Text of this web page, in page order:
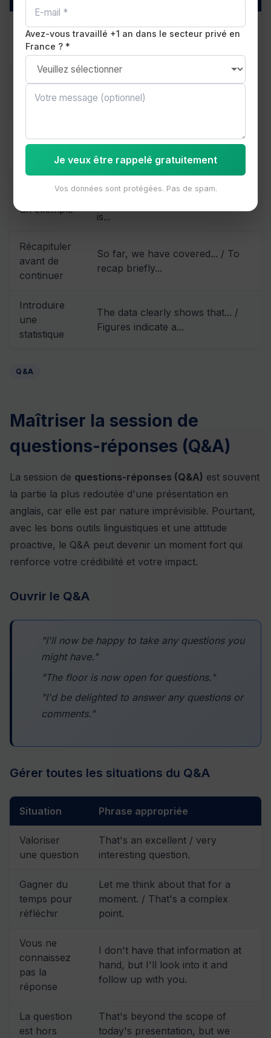
Passer au
point
suivant
Having examined X, let's now
Introduire
une nuance
While this is largely true, it is
worth noting that...
Citer une
source
published in... / Research by X
suggests that...
Illustrer par
un exemple
To illustrate this point, let me take
is...
Récapituler
avant de
continuer
So far, we have covered... / To
recap briefly...
Introduire
une
statistique
The data clearly shows that... /
Figures indicate a...
Q&A
Maîtriser la session de
questions-réponses (Q&A)
La session de questions-réponses (Q&A) est souvent
la partie la plus redoutée d'une présentation en
anglais, car elle est par nature imprévisible. Pourtant,
avec les bons outils linguistiques et une attitude
proactive, le Q&A peut devenir un moment fort qui
renforce votre crédibilité et votre impact.
Ouvrir le Q&A
"I'll now be happy to take any questions you
might have."
"The floor is now open for questions."
"I'd be delighted to answer any questions or
comments."
Gérer toutes les situations du Q&A
Situation Phrase appropriée
Valoriser
une question
That's an excellent / very
interesting question.
Gagner du
temps pour
réfléchir
Let me think about that for a
moment. / That's a complex
point.
Vous ne
connaissez
pas la
réponse
I don't have that information at
hand, but I'll look into it and
follow up with you.
La question
est hors
That's beyond the scope of
today's presentation, but we
Avez-vous travaillé +1 an dans le secteur privé en
France ? *
Je veux être rappelé gratuitement
Vos données sont protégées. Pas de spam.